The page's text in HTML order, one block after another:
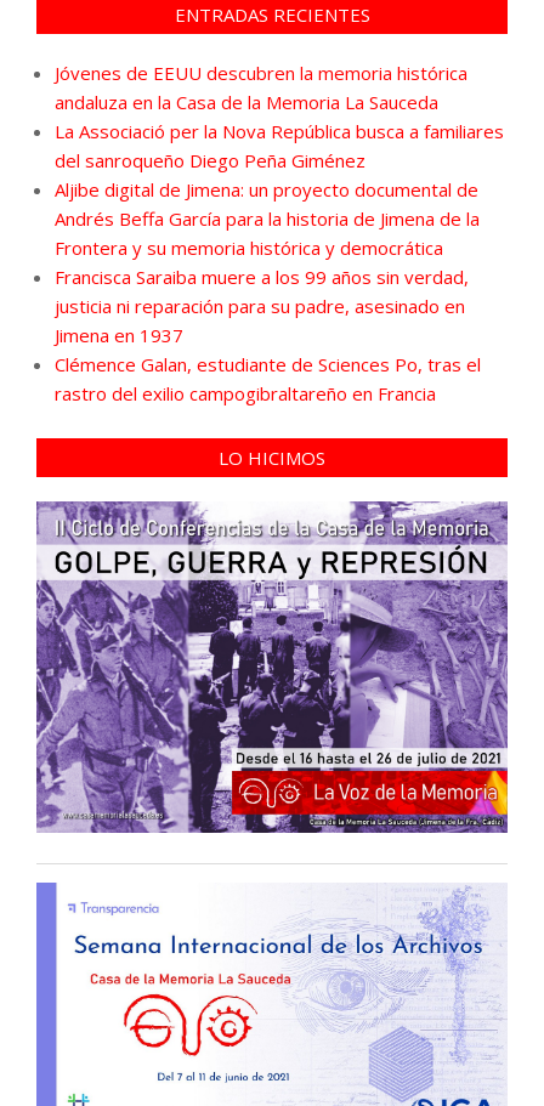
ENTRADAS RECIENTES
Jóvenes de EEUU descubren la memoria histórica
andaluza en la Casa de la Memoria La Sauceda
La Associació per la Nova República busca a familiares
del sanroqueño Diego Peña Giménez
Aljibe digital de Jimena: un proyecto documental de
Andrés Beffa García para la historia de Jimena de la
Frontera y su memoria histórica y democrática
Francisca Saraiba muere a los 99 años sin verdad,
justicia ni reparación para su padre, asesinado en
Jimena en 1937
Clémence Galan, estudiante de Sciences Po, tras el
rastro del exilio campogibraltareño en Francia
LO HICIMOS